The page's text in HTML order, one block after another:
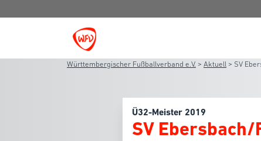
Württembergischer Fußballverband e.V. > Aktuell > SV
Ü32-Meister 2019
SV